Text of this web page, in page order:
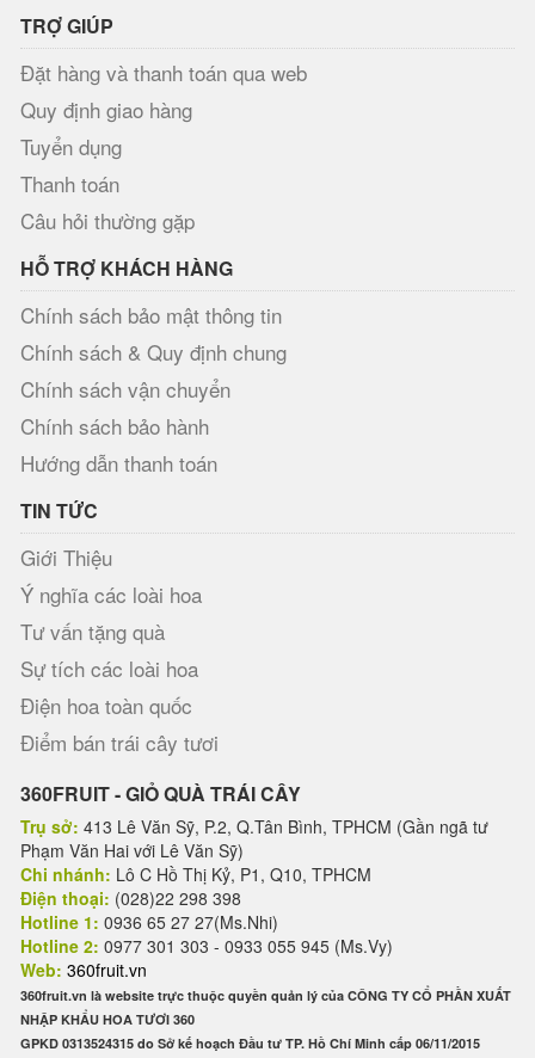
TRỢ GIÚP
Đặt hàng và thanh toán qua web
Quy định giao hàng
Tuyển dụng
Thanh toán
Câu hỏi thường gặp
HỖ TRỢ KHÁCH HÀNG
Chính sách bảo mật thông tin
Chính sách & Quy định chung
Chính sách vận chuyển
Chính sách bảo hành
Hướng dẫn thanh toán
TIN TỨC
Giới Thiệu
Ý nghĩa các loài hoa
Tư vấn tặng quà
Sự tích các loài hoa
Điện hoa toàn quốc
Điểm bán trái cây tươi
360FRUIT - GIỎ QUÀ TRÁI CÂY
Trụ sở: 413 Lê Văn Sỹ, P.2, Q.Tân Bình, TPHCM (Gần ngã tư
Phạm Văn Hai với Lê Văn Sỹ)
Chi nhánh: Lô C Hồ Thị Kỷ, P1, Q10, TPHCM
Điện thoại: (028)22 298 398
Hotline 1: 0936 65 27 27(Ms.Nhi)
Hotline 2: 0977 301 303 - 0933 055 945 (Ms.Vy)
Web: 360fruit.vn
360fruit.vn là website trực thuộc quyền quản lý của CÔNG TY CỔ PHẦN XUẤT
NHẬP KHẨU HOA TƯƠI 360
GPKD 0313524315 do Sở kế hoạch Đầu tư TP. Hồ Chí Minh cấp 06/11/2015